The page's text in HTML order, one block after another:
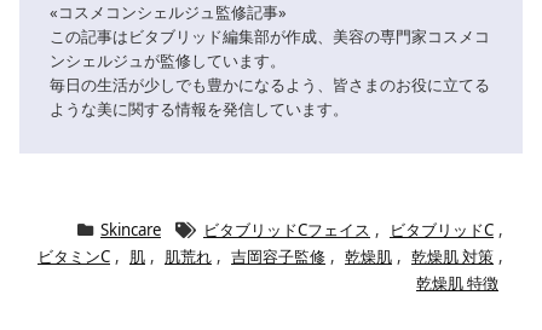
作
り
た
「 ビ
«コスメコンシェルジュ監修記事»
この記事はビタブリッド編集部が作成、美容の専門家コスメコ
ンシェルジュが監修しています。
毎日の生活が少しでも豊かになるよう、皆さまのお役に立てる
ような美に関する情報を発信しています。
Skincare ビタブリッドCフェイス , ビタブリッドC ,
ビタミンC , 肌 , 肌荒れ , 吉岡容子監修 , 乾燥肌 , 乾燥肌 対策 ,
乾燥肌 特徴